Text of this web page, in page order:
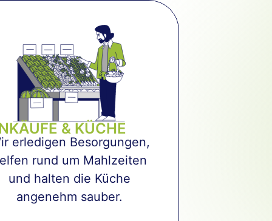
& KÜCHE
erledigen Besorgungen,
rund um Mahlzeiten
und halten die Küche
angenehm sauber.